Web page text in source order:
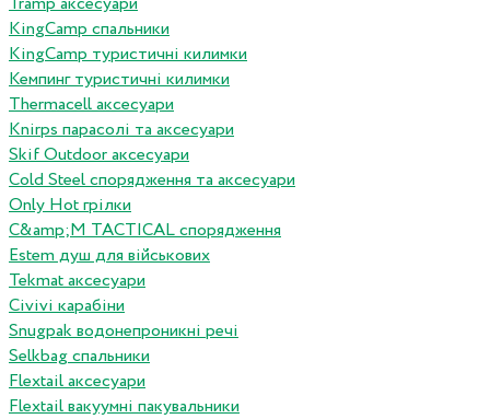
KingCamp спальники
KingCamp туристичні килимки
Кемпинг туристичні килимки
Thermacell аксесуари
Knirps парасолі та аксесуари
Skif Outdoor аксесуари
Cold Steel спорядження та аксесуари
Only Hot грілки
C&amp;M TACTICAL спорядження
Estem душ для військових
Tekmat аксесуари
Сivivi карабіни
Snugpak водонепроникні речі
Selkbag спальники
Flextail аксесуари
Flextail вакуумні пакувальники